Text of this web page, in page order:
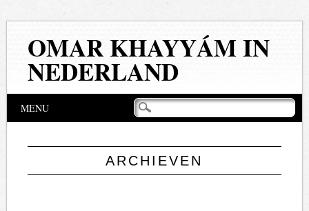
OMAR KHAYYÁM IN
NEDERLAND
Hoofdmenu
springen
MENU
ARCHIEVEN